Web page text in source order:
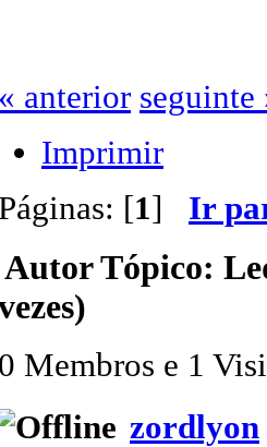
« anterior seguinte
Imprimir
Páginas: [1] Ir
AutorTópico:
0 Membros e 1
zordlyon